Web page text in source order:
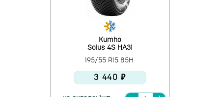
Kumho
Solus 4S HA31
195/55 R15 85H
3 440 ₽